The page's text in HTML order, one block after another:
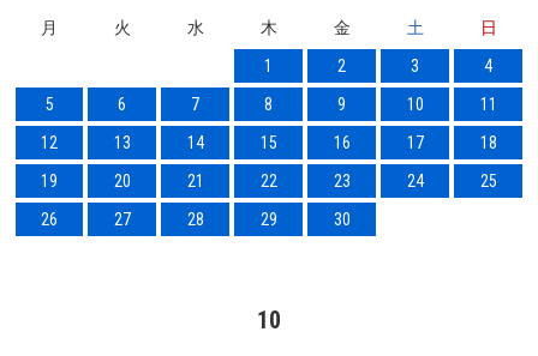
月 火 水 木 金 土
日
1
2 3
4
5
6 7 8 9 10
11
12
13 14 15 16 17
18
19
20 21 22 23 24
25
26
27 28 29 30
10